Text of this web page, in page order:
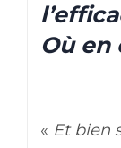
Où en
« Et bien